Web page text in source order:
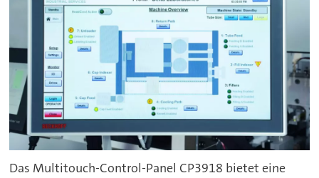
Das Multitouch-Control-Panel CP3918 bietet eine